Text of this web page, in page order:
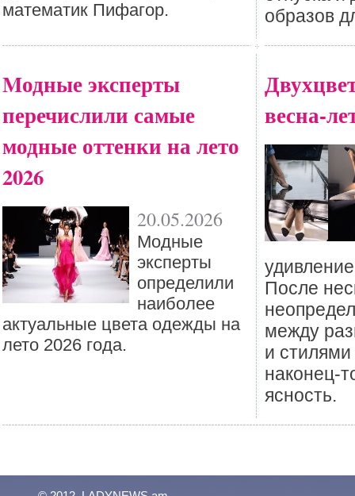
математик Пифагор.
образов
Mодные эксперты
перечислили самые
модные оттенки на лето
2026
20.05.2026
Mодные
эксперты
определили
наиболее
актуальные цвета одежды на
лето 2026 года.
весна-
После
между
и
наконец-
ясность.